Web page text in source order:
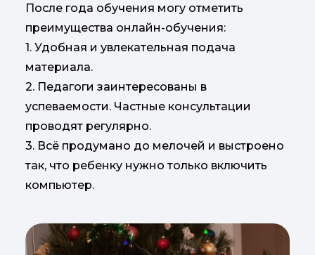
После года обучения могу отметить
преимущества онлайн-обучения:
1. Удобная и увлекательная подача
материала.
2. Педагоги заинтересованы в
успеваемости. Частные консультации
проводят регулярно.
3. Всё продумано до мелочей и выстроено
так, что ребенку нужно только включить
компьютер.